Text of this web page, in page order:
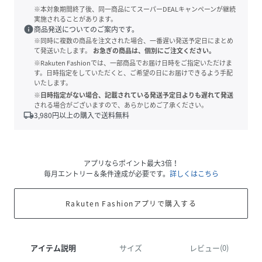
※本対象期間終了後、同一商品にてスーパーDEALキャンペーンが継続
実施されることがあります。
info商品発送についてのご案内です。
※同時に複数の商品を注文された場合、一番遅い発送予定日にまとめ
て発送いたします。
お急ぎの商品は、個別にご注文ください。
※Rakuten Fashionでは、一部商品でお届け日時をご指定いただけま
す。日時指定をしていただくと、ご希望の日にお届けできるよう手配
いたします。
※日時指定がない場合、記載されている発送予定日よりも遅れて発送
される場合がございますので、あらかじめご了承ください。
local_shipping3,980円以上の購入で送料無料
アプリならポイント最大3倍！
毎月エントリー＆条件達成が必要です。 詳しくはこちら
Rakuten Fashionアプリで購入する
アイテム説明 サイズ レビュー(0)